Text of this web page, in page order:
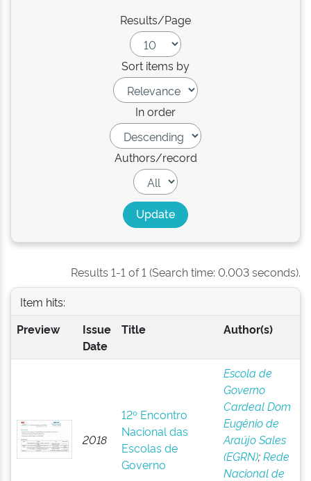
Results/Page
Sort items by
In order
Authors/record
Results 1-1 of 1 (Search time: 0.003 seconds).
Item hits:
Preview
Issue
Date
Title Author(s)
2018
12º Encontro
Nacional das
Escolas de
Governo
Escola de
Governo
Cardeal Dom
Eugênio de
Araújo Sales
(EGRN);Rede
Nacional de